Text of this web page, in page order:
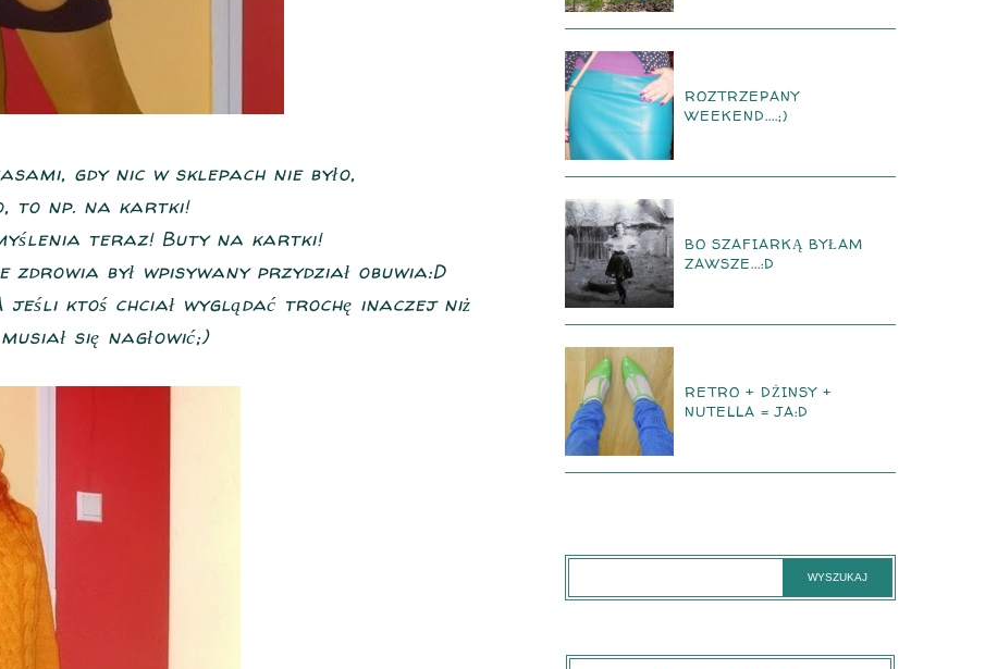
gdy nic w sklepach nie było,
to np. na kartki!
teraz! Buty na kartki!
zdrowia był wpisywany przydział obuwia:D
jeśli ktoś chciał wyglądać trochę inaczej niż
się nagłowić;)
ROZTRZEPANY
WEEKEND....;)
BO SZAFIARKĄ BYŁAM
ZAWSZE...:D
RETRO + DŻINSY +
NUTELLA = JA:D